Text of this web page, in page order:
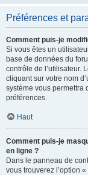
Préférences et
Comment puis-je
Si vous êtes un
base de données du
contrôle de l’utilisateur.
cliquant sur votre nom
système vous permettra
préférences.
Haut
Comment puis-je
en ligne ?
Dans le panneau de
vous trouverez l’option